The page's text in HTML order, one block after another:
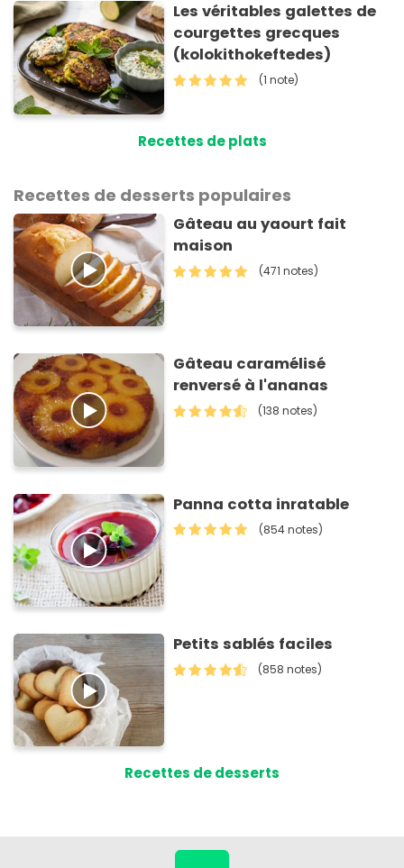
Les véritables galettes de
courgettes grecques
(kolokithokeftedes)
(1 note)
Recettes de plats
Recettes de desserts populaires
Gâteau au yaourt fait
maison
(471 notes)
Gâteau caramélisé
renversé à l'ananas
(138 notes)
Panna cotta inratable
(854 notes)
Petits sablés faciles
(858 notes)
Recettes de desserts